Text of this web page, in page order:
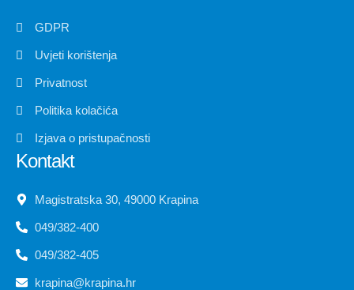
GDPR
Uvjeti korištenja
Privatnost
Politika kolačića
Izjava o pristupačnosti
Kontakt
Magistratska 30, 49000 Krapina
049/382-400
049/382-405
krapina@krapina.hr